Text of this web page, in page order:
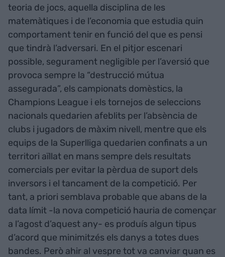
teoria de jocs, aquella disciplina de les
matemàtiques i de l’economia que estudia quin
comportament tenir en funció del que es pensi
que tindrà l’adversari. En el pitjor escenari
possible, segurament negligible per l’aversió que
provoca sempre la “destrucció mútua
assegurada”, els campionats domèstics, la
Champions League i els tornejos de seleccions
nacionals quedarien afeblits per l’absència de
clubs i jugadors de màxim nivell, mentre que els
equips de la Superlliga quedarien confinats a un
territori aïllat en mans sempre dels resultats
comercials per evitar la pèrdua de suport dels
inversors i el tancament de la competició. Per
tant, a priori semblava probable que abans de la
data límit -la nova competició hauria de començar
a l’agost d’aquest any- es produís algun tipus
d’acord que minimitzés els danys a totes dues
bandes. Però ahir al vespre tot va canviar quan es